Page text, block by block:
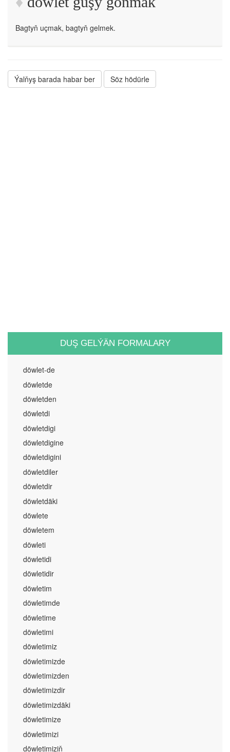
Bagtyň uçmak, bagtyň gelmek.
Ýalňyş barada habar ber Söz hödürle
DUŞ GELÝÄN FORMALARY
döwlet-de
döwletde
döwletden
döwletdi
döwletdigi
döwletdigine
döwletdigini
döwletdiler
döwletdir
döwletdäki
döwlete
döwletem
döwleti
döwletidi
döwletidir
döwletim
döwletimde
döwletime
döwletimi
döwletimiz
döwletimizde
döwletimizden
döwletimizdir
döwletimizdäki
döwletimize
döwletimizi
döwletimiziň